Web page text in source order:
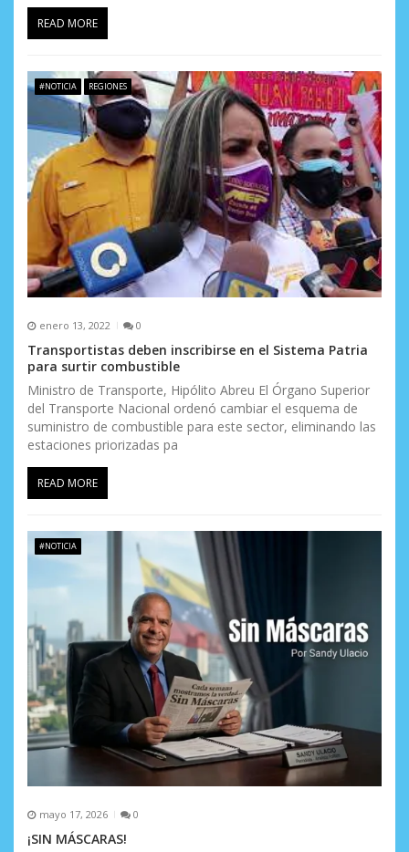
READ MORE
#NOTICIA REGIONES
enero 13, 2022 0
Transportistas deben inscribirse en el Sistema Patria
para surtir combustible
Ministro de Transporte, Hipólito Abreu El Órgano Superior
del Transporte Nacional ordenó cambiar el esquema de
suministro de combustible para este sector, eliminando las
estaciones priorizadas pa
READ MORE
#NOTICIA
mayo 17, 2026 0
¡SIN MÁSCARAS!